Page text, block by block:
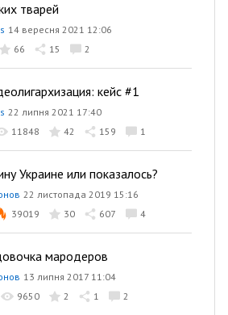
тварей
14 вересня 2021 12:06
66 15 2
кейс #1
22 липня 2021 17:40
11848 42 159 1
Украине или показалось?
22 листопада 2019 15:16
39019 30 607 4
мародеров
13 липня 2017 11:04
9650 2 1 2